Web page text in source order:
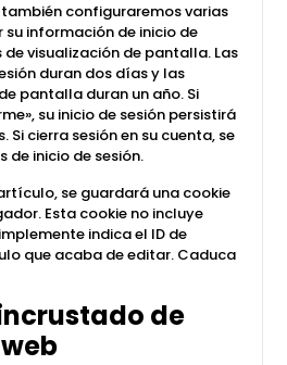
configuraremos varias
información de inicio de
de visualización de pantalla. Las
duran dos días y las
pantalla duran un año. Si
su inicio de sesión persistirá
Si cierra sesión en su cuenta, se
de inicio de sesión.
se guardará una cookie
Esta cookie no incluye
indica el ID de
que acaba de editar. Caduca
de